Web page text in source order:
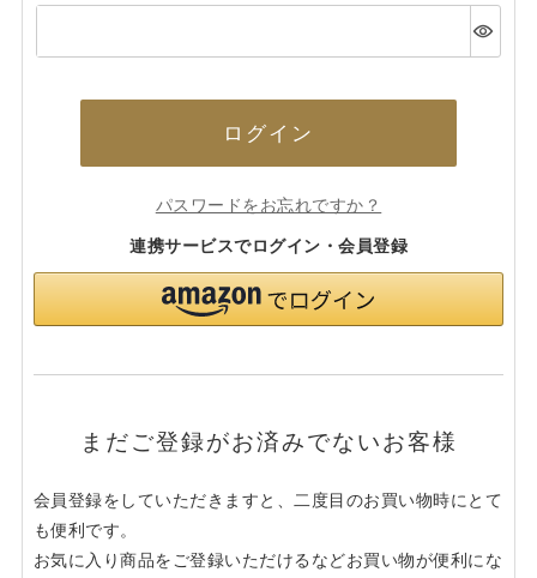
須)
ログイン
パスワードをお忘れですか？
連携サービスでログイン・会員登録
まだご登録がお済みでないお客様
会員登録をしていただきますと、二度目のお買い物時にとて
も便利です。
お気に入り商品をご登録いただけるなどお買い物が便利にな